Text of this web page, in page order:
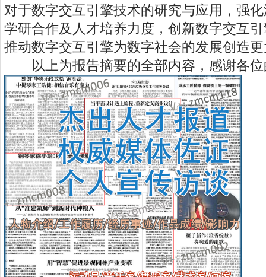
对于数字交互引擎技术的研究与应用，强
学研合作及人才培养力度，创新数字交互
推动数字交互引擎为数字社会的发展创造
以上为报告摘要的全部内容，感谢各位